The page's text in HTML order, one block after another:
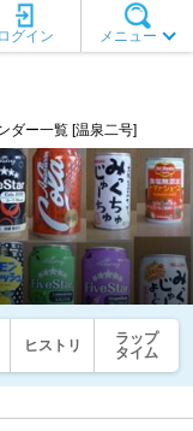
メニュー
ログイン
ダー一覧 [温泉二号]
ヒストリ
ラップ
タイム